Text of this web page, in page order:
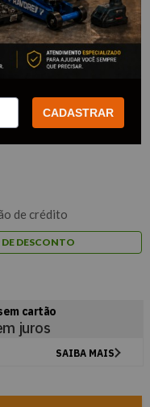
33mm F6143
de crédito
DE DESCONTO
CADASTRAR